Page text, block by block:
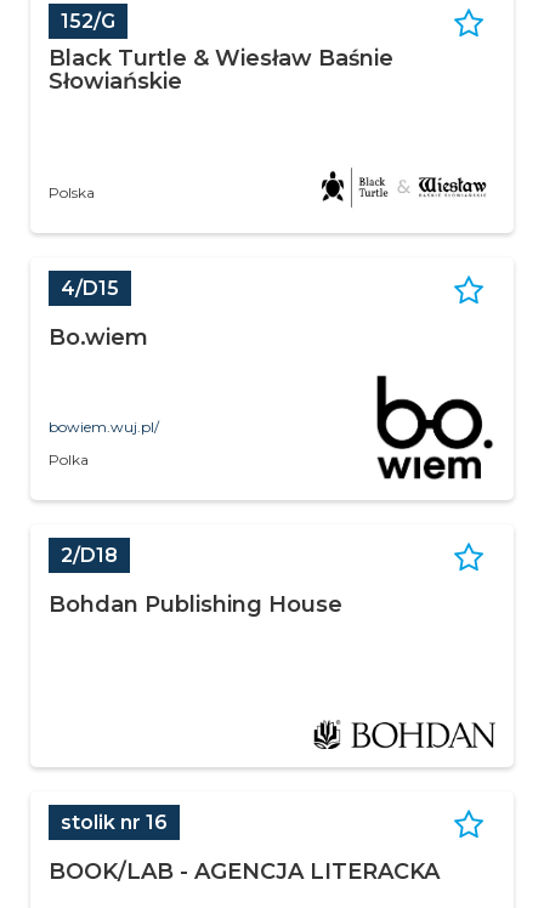
152/G
Black Turtle & Wiesław Baśnie
Słowiańskie
Polska
4/D15
Bo.wiem
bowiem.wuj.pl/
Polka
2/D18
Bohdan Publishing House
stolik nr 16
BOOK/LAB - AGENCJA LITERACKA